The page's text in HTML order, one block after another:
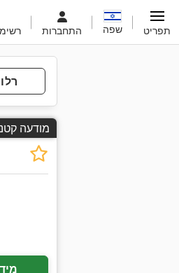
התחברות שפה תפריט
מודעה